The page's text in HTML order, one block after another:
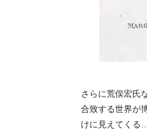
さらに荒俣宏氏
合致する世界が
けに見えてくる